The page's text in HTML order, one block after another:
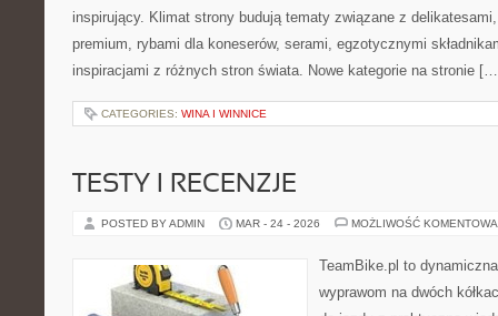
inspirujący. Klimat strony budują tematy związane z
premium, rybami dla koneserów, serami, egzotycznymi
inspiracjami z różnych stron świata. Nowe kategorie na stronie
CATEGORIES: WINA I WINNICE
TESTY I RECENZJE
POSTED BY ADMIN MAR - 24 - 2026 MOŻLIWOŚĆ
TeamBike.pl to
wyprawom na dwóch